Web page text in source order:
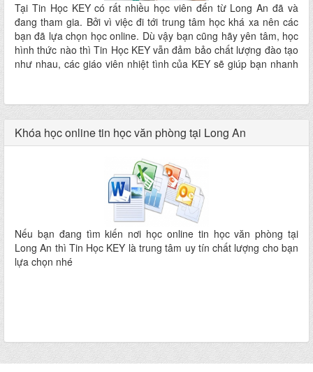
Tại Tin Học KEY có rất nhiều học viên đến từ Long An đã và
đang tham gia. Bởi vì việc đi tới trung tâm học khá xa nên các
bạn đã lựa chọn học online. Dù vậy bạn cũng hãy yên tâm, học
hình thức nào thì Tin Học KEY vẫn đảm bảo chất lượng đào tạo
như nhau, các giáo viên nhiệt tình của KEY sẽ giúp bạn nhanh
Khóa học online tin học văn phòng tại Long An
Nếu bạn đang tìm kiến nơi học online tin học văn phòng tại
Long An thì Tin Học KEY là trung tâm uy tín chất lượng cho bạn
lựa chọn nhé